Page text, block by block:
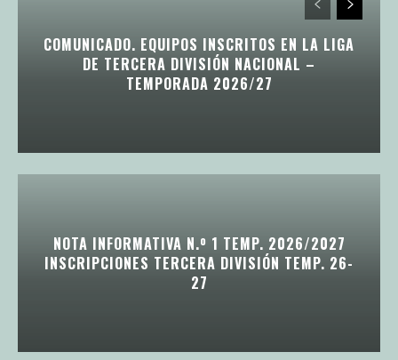
COMUNICADO. EQUIPOS INSCRITOS EN LA LIGA
DE TERCERA DIVISIÓN NACIONAL –
TEMPORADA 2026/27
NOTA INFORMATIVA N.º 1 TEMP. 2026/2027
INSCRIPCIONES TERCERA DIVISIÓN TEMP. 26-
27